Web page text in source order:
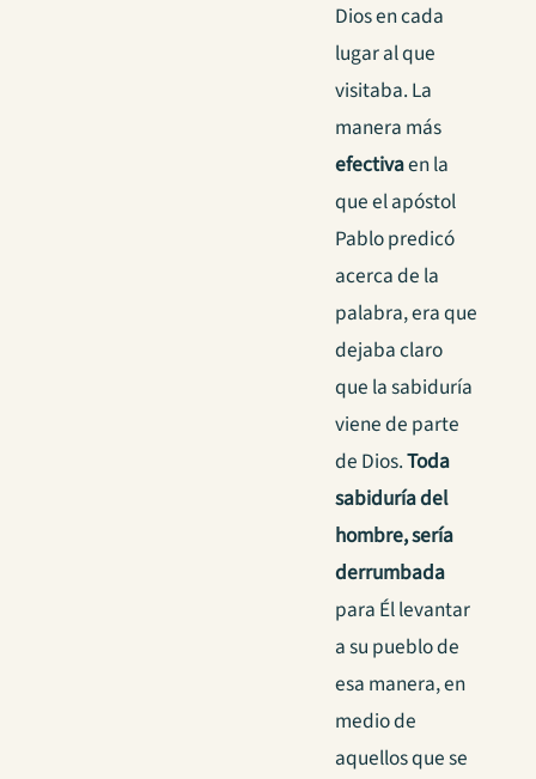
Dios en cada
lugar al que
visitaba. La
manera más
efectivaen la
que el apóstol
Pablo predicó
acerca de la
palabra, era que
dejaba claro
que la sabiduría
viene de parte
de Dios.Toda
sabiduría del
hombre, sería
derrumbada
para Él levantar
a su pueblo de
esa manera, en
medio de
aquellos que se